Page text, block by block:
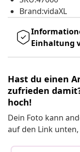
Brand:vidaXL
Einhaltung
Hast du einen
zufrieden
hoch!
Dein Foto kann
auf den Link